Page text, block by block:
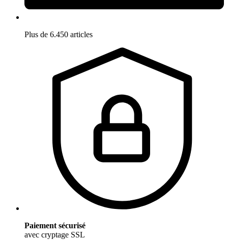
Plus de 6.450 articles
Paiement sécurisé
avec cryptage SSL